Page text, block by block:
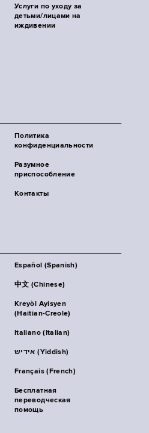
Услуги по уходу за
детьми/лицами на
иждивении
Политика
конфиденциальности
Разумное
приспособление
Контакты
Español (Spanish)
中文 (Chinese)
Kreyòl Ayisyen
(Haitian-Creole)
Italiano (Italian)
אידיש (Yiddish)
Français (French)
Бесплатная
переводческая
помощь